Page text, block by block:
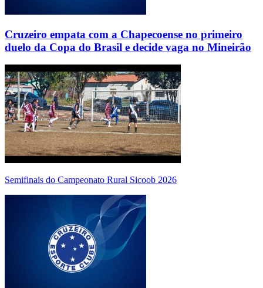
Cruzeiro empata com a Chapecoense no primeiro
duelo da Copa do Brasil e decide vaga no Mineirão
Semifinais do Campeonato Rural Sicoob 2026